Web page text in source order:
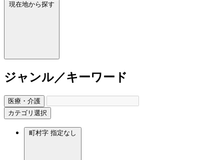
現在地から探す
ジャンル／キーワード
医療・介護
カテゴリ選択
町村字 指定なし